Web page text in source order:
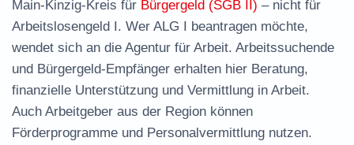
Main-Kinzig-Kreis für Bürgergeld (SGB II) – nicht für
Arbeitslosengeld I. Wer ALG I beantragen möchte,
wendet sich an die Agentur für Arbeit. Arbeitssuchende
und Bürgergeld-Empfänger erhalten hier Beratung,
finanzielle Unterstützung und Vermittlung in Arbeit.
Auch Arbeitgeber aus der Region können
Förderprogramme und Personalvermittlung nutzen.